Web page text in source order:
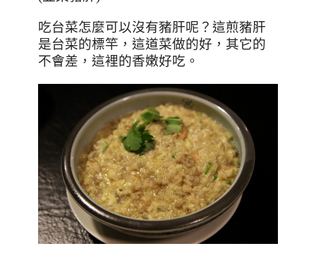
吃台菜怎麼可以沒有豬肝呢？這煎豬肝
是台菜的標竿，這道菜做的好，其它的
不會差，這裡的香嫩好吃。